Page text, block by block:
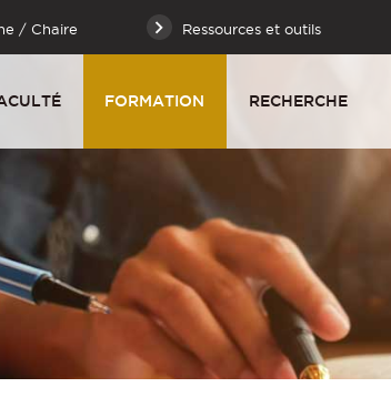
/ Chaire Ressources et outils
FORMATION RECHERCHE